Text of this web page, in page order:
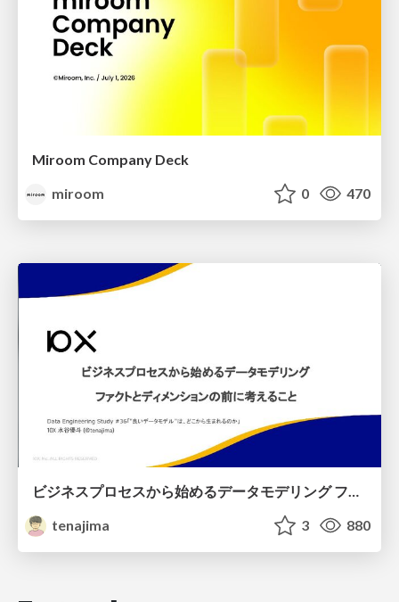
Miroom Company Deck
miroom
0 470
ビジネスプロセスから始めるデータモデリング ファクトとディメンションの前に考えること
tenajima
3 880